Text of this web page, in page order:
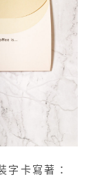
卡寫著：